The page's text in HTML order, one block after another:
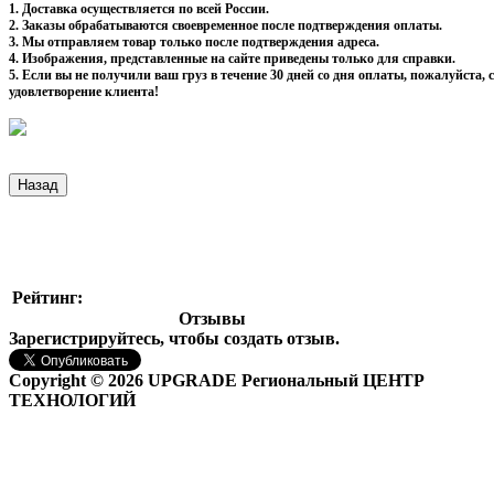
1. Доставка осуществляется по всей России.
2. Заказы обрабатываются своевременное после подтверждения оплаты.
3. Мы отправляем товар только после подтверждения адреса.
4. Изображения, представленные на сайте приведены только для справки.
5. Если вы не получили ваш груз в течение 30 дней со дня оплаты,
удовлетворение клиента!
Рейтинг:
Отзывы
Зарегистрируйтесь, чтобы создать отзыв.
Copyright © 2026 UPGRADE Региональный ЦЕНТР
ТЕХНОЛОГИЙ